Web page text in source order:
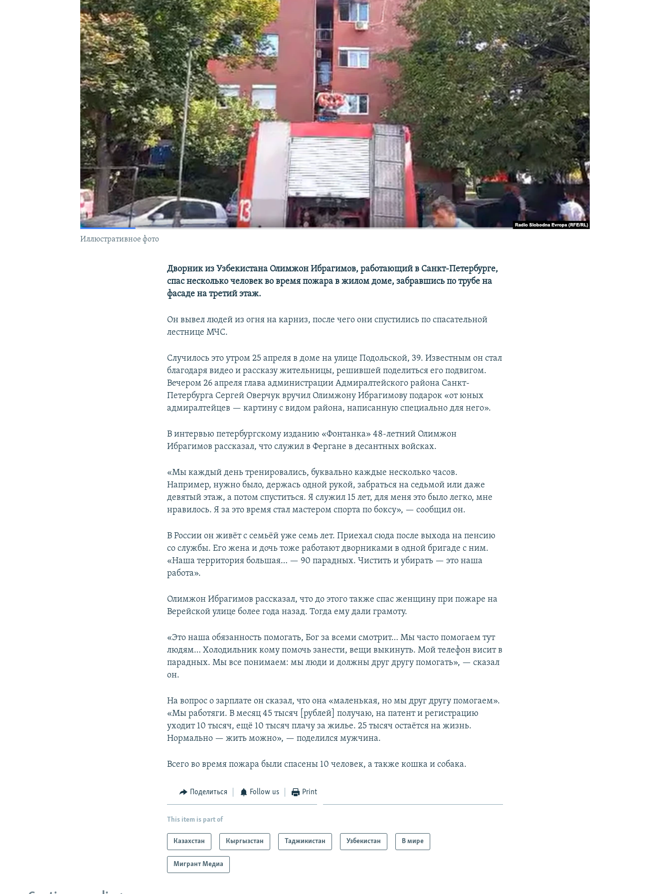
Иллюстративное фото
Дворник из Узбекистана Олимжон Ибрагимов, работающий в Санкт-Петербурге,
спас несколько человек во время пожара в жилом доме, забравшись по трубе на
фасаде на третий этаж.
Он вывел людей из огня на карниз, после чего они спустились по спасательной
лестнице МЧС.
Случилось это утром 25 апреля в доме на улице Подольской, 39. Известным он стал
благодаря видео и рассказу жительницы, решившей поделиться его подвигом.
Вечером 26 апреля глава администрации Адмиралтейского района Санкт-
Петербурга Сергей Оверчук вручил Олимжону Ибрагимову подарок «от юных
адмиралтейцев — картину с видом района, написанную специально для него».
В интервью петербургскому изданию «Фонтанка» 48-летний Олимжон
Ибрагимов рассказал, что служил в Фергане в десантных войсках.
«Мы каждый день тренировались, буквально каждые несколько часов.
Например, нужно было, держась одной рукой, забраться на седьмой или даже
девятый этаж, а потом спуститься. Я служил 15 лет, для меня это было легко, мне
нравилось. Я за это время стал мастером спорта по боксу», — сообщил он.
В России он живёт с семьёй уже семь лет. Приехал сюда после выхода на пенсию
со службы. Его жена и дочь тоже работают дворниками в одной бригаде с ним.
«Наша территория большая… — 90 парадных. Чистить и убирать — это наша
работа».
Олимжон Ибрагимов рассказал, что до этого также спас женщину при пожаре на
Верейской улице более года назад. Тогда ему дали грамоту.
«Это наша обязанность помогать, Бог за всеми смотрит… Мы часто помогаем тут
людям… Холодильник кому помочь занести, вещи выкинуть. Мой телефон висит в
парадных. Мы все понимаем: мы люди и должны друг другу помогать», — сказал
он.
На вопрос о зарплате он сказал, что она «маленькая, но мы друг другу помогаем».
«Мы работяги. В месяц 45 тысяч [рублей] получаю, на патент и регистрацию
уходит 10 тысяч, ещё 10 тысяч плачу за жилье. 25 тысяч остаётся на жизнь.
Нормально — жить можно», — поделился мужчина.
Всего во время пожара были спасены 10 человек, а также кошка и собака.
Поделиться Follow us Print
This item is part of
Казахстан Кыргызстан Таджикистан Узбекистан В мире
Мигрант Медиа